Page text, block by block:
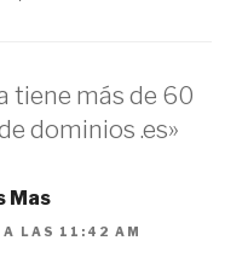
tiene más de 60
dominios .es»
Mas
A LAS 11:42 AM